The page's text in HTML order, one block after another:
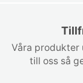
Våra produkter
till oss så